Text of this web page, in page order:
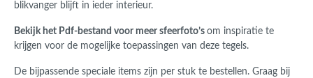
blikvanger blijft in ieder interieur.
Bekijk het Pdf-bestand voor meer sfeerfoto’s om inspiratie te
krijgen voor de mogelijke toepassingen van deze tegels.
De bijpassende speciale items zijn per stuk te bestellen. Graag bij